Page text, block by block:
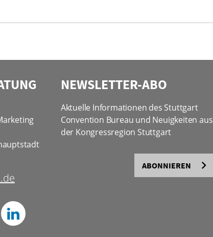
NEWSLETTER-ABO
Aktuelle Informationen des Stuttgart
Convention Bureau und Neuigkeiten aus
der Kongressregion Stuttgart
ABONNIEREN